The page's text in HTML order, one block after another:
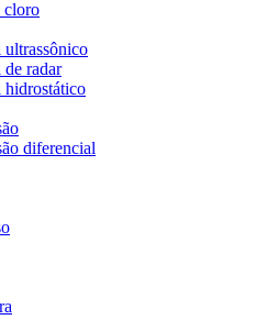
cloro
ultrassônico
de radar
hidrostático
diferencial